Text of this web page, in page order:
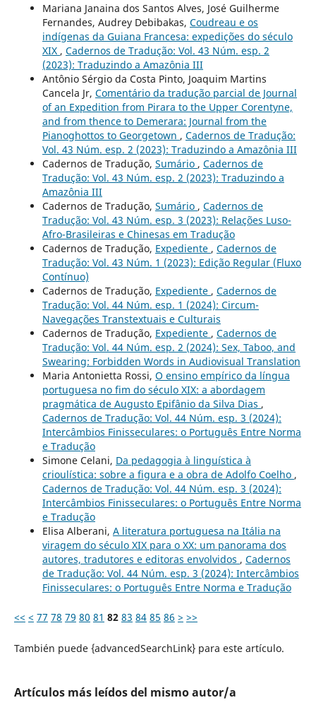
Mariana Janaina dos Santos Alves, José Guilherme
Fernandes, Audrey Debibakas, Coudreau e os
indígenas da Guiana Francesa: expedições do século
XIX , Cadernos de Tradução: Vol. 43 Núm. esp. 2
(2023): Traduzindo a Amazônia III
Antônio Sérgio da Costa Pinto, Joaquim Martins
Cancela Jr, Comentário da tradução parcial de Journal
of an Expedition from Pirara to the Upper Corentyne,
and from thence to Demerara: Journal from the
Pianoghottos to Georgetown , Cadernos de Tradução:
Vol. 43 Núm. esp. 2 (2023): Traduzindo a Amazônia III
Cadernos de Tradução, Sumário , Cadernos de
Tradução: Vol. 43 Núm. esp. 2 (2023): Traduzindo a
Amazônia III
Cadernos de Tradução, Sumário , Cadernos de
Tradução: Vol. 43 Núm. esp. 3 (2023): Relações Luso-
Afro-Brasileiras e Chinesas em Tradução
Cadernos de Tradução, Expediente , Cadernos de
Tradução: Vol. 43 Núm. 1 (2023): Edição Regular (Fluxo
Contínuo)
Cadernos de Tradução, Expediente , Cadernos de
Tradução: Vol. 44 Núm. esp. 1 (2024): Circum-
Navegações Transtextuais e Culturais
Cadernos de Tradução, Expediente , Cadernos de
Tradução: Vol. 44 Núm. esp. 2 (2024): Sex, Taboo, and
Swearing: Forbidden Words in Audiovisual Translation
Maria Antonietta Rossi, O ensino empírico da língua
portuguesa no fim do século XIX: a abordagem
pragmática de Augusto Epifânio da Silva Dias ,
Cadernos de Tradução: Vol. 44 Núm. esp. 3 (2024):
Intercâmbios Finisseculares: o Português Entre Norma
e Tradução
Simone Celani, Da pedagogia à linguística à
crioulística: sobre a figura e a obra de Adolfo Coelho ,
Cadernos de Tradução: Vol. 44 Núm. esp. 3 (2024):
Intercâmbios Finisseculares: o Português Entre Norma
e Tradução
Elisa Alberani, A literatura portuguesa na Itália na
viragem do século XIX para o XX: um panorama dos
autores, tradutores e editoras envolvidos , Cadernos
de Tradução: Vol. 44 Núm. esp. 3 (2024): Intercâmbios
Finisseculares: o Português Entre Norma e Tradução
<< < 77 78 79 80 81 82 83 84 85 86 > >>
También puede {advancedSearchLink} para este artículo.
Artículos más leídos del mismo autor/a